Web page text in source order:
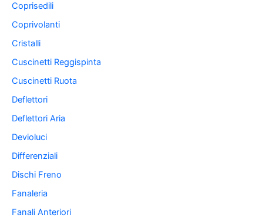
Coprisedili
Coprivolanti
Cristalli
Cuscinetti Reggispinta
Cuscinetti Ruota
Deflettori
Deflettori Aria
Devioluci
Differenziali
Dischi Freno
Fanaleria
Fanali Anteriori